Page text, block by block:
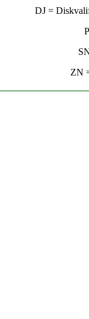
DJ =
ZN